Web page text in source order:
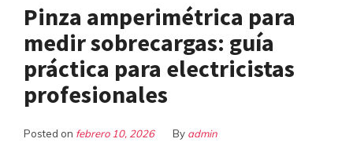
Pinza amperimétrica para
medir sobrecargas: guía
práctica para electricistas
profesionales
Posted on febrero 10, 2026 By admin